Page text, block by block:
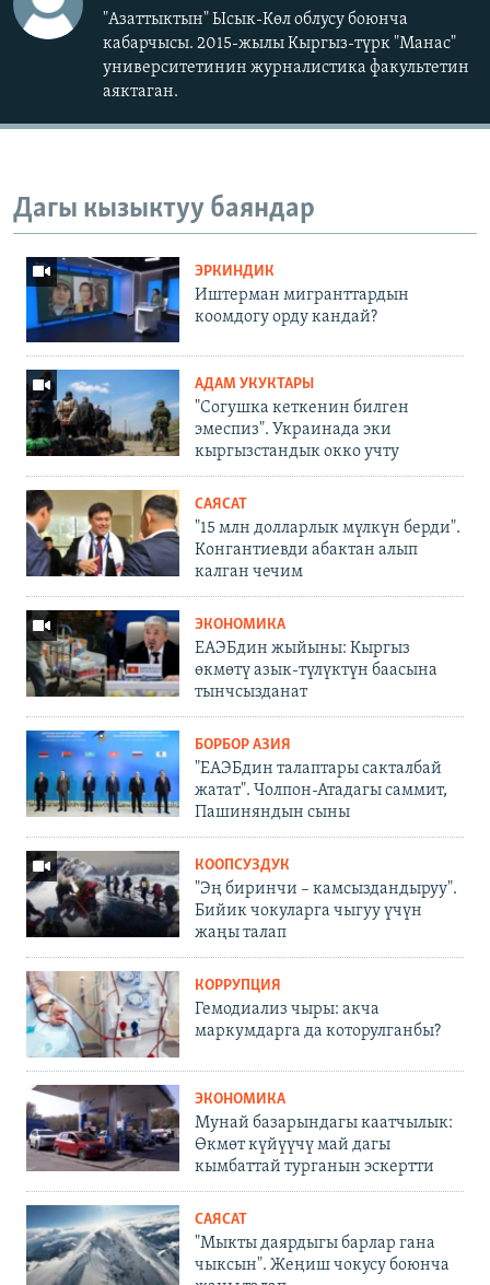
"Азаттыктын" Ысык-Көл облусу боюнча
кабарчысы. 2015-жылы Кыргыз-түрк "Манас"
университетинин журналистика факультетин
аяктаган.
Дагы кызыктуу баяндар
ЭРКИНДИК
Иштерман мигранттардын
коомдогу орду кандай?
АДАМ УКУКТАРЫ
"Согушка кеткенин билген
эмеспиз". Украинада эки
кыргызстандык окко учту
САЯСАТ
"15 млн долларлык мүлкүн берди".
Конгантиевди абактан алып
калган чечим
ЭКОНОМИКА
ЕАЭБдин жыйыны: Кыргыз
өкмөтү азык-түлүктүн баасына
тынчсызданат
БОРБОР АЗИЯ
"ЕАЭБдин талаптары сакталбай
жатат". Чолпон-Атадагы саммит,
Пашиняндын сыны
КООПСУЗДУК
"Эң биринчи – камсыздандыруу".
Бийик чокуларга чыгуу үчүн
жаңы талап
КОРРУПЦИЯ
Гемодиализ чыры: акча
маркумдарга да которулганбы?
ЭКОНОМИКА
Мунай базарындагы каатчылык:
Өкмөт күйүүчү май дагы
кымбаттай турганын эскертти
САЯСАТ
"Мыкты даярдыгы барлар гана
чыксын". Жеңиш чокусу боюнча